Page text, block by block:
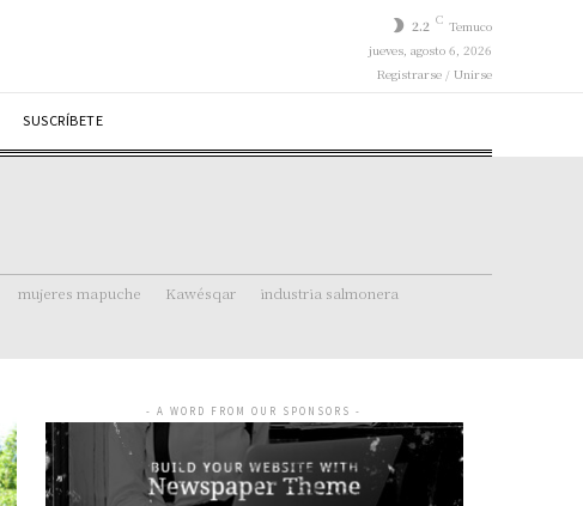
2.2 C Temuco
jueves, agosto 6, 2026
Registrarse / Unirse
SUSCRÍBETE
mujeres mapuche Kawésqar industria salmonera
- A WORD FROM OUR SPONSORS -